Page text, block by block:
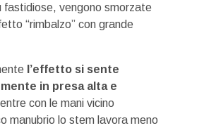
fastidiose, vengono smorzate
“rimbalzo” con grande
l’effetto si sente
in presa alta e
con le mani vicino
manubrio lo stem lavora meno